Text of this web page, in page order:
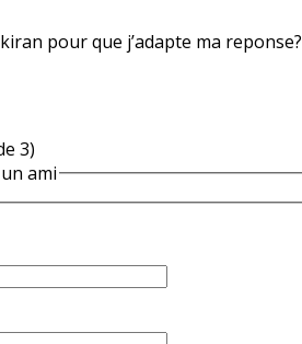
pour que j’adapte ma reponse?
3)
ami